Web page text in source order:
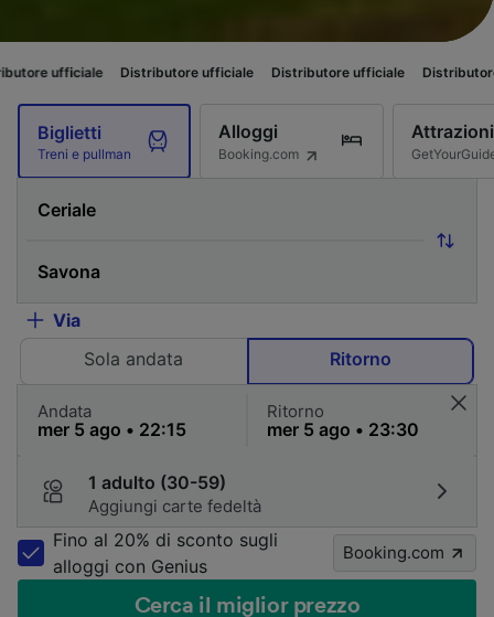
Distributore ufficiale Distributore ufficiale Distributore ufficiale
Biglietti
Treni e pullman
Alloggi
Booking.com
Attrazioni
Via
Sola andata
Ritorno
Andata Ritorno
1 adulto (30-59)
Aggiungi carte fedeltà
Fino al 20% di sconto sugli
alloggi con Genius
Booking.com
Cerca il miglior prezzo